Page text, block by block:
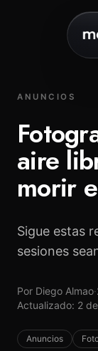
ANUNCIOS
aire
morir
Sigue estas
sesiones
Por Diego Almao·
Actualizado: 2
Anuncios